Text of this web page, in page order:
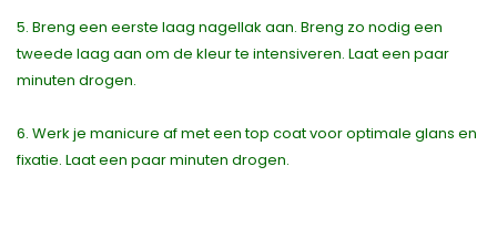
5. Breng een eerste laag nagellak aan. Breng zo nodig een
tweede laag aan om de kleur te intensiveren. Laat een paar
minuten drogen.
6. Werk je manicure af met een top coat voor optimale glans en
fixatie. Laat een paar minuten drogen.